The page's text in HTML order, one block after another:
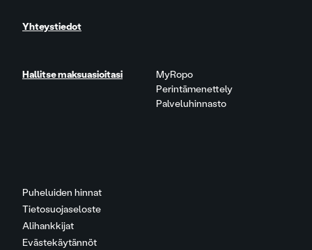
Puheluiden hinnat
Tietosuojaseloste
Alihankkijat
Evästekäytännöt
Yhteystiedot
Hallitse maksuasioitasi
MyRopo
Perintämenettely
Palveluhinnasto